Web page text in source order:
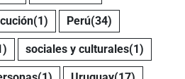
(1) Perú(34)
sociales y culturales(1)